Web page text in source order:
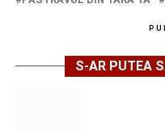
S-AR PUTEA